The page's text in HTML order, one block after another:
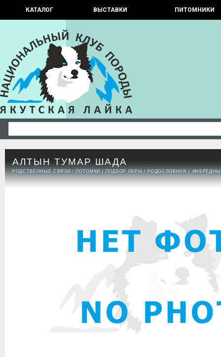
КАТАЛОГ ВЫСТАВКИ ПИТОМНИКИ
АЛТЫН ТУМАР ШАДА
РОДСТВЕННЫЕ СВЯЗИ /ПОТОМКИ /ПОДБОР ПАРЫ /РОДОСЛОВНАЯ /